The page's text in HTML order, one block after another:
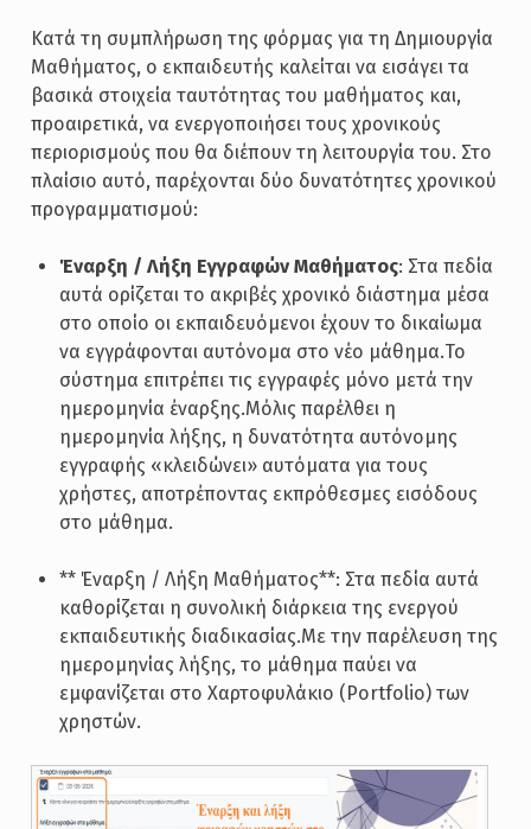
Κατά τη συμπλήρωση της φόρμας για τη Δημιουργία
Μαθήματος, ο εκπαιδευτής καλείται να εισάγει τα
βασικά στοιχεία ταυτότητας του μαθήματος και,
προαιρετικά, να ενεργοποιήσει τους χρονικούς
περιορισμούς που θα διέπουν τη λειτουργία του. Στο
πλαίσιο αυτό, παρέχονται δύο δυνατότητες χρονικού
προγραμματισμού:
Έναρξη / Λήξη Εγγραφών Μαθήματος: Στα πεδία
αυτά ορίζεται το ακριβές χρονικό διάστημα μέσα
στο οποίο οι εκπαιδευόμενοι έχουν το δικαίωμα
να εγγράφονται αυτόνομα στο νέο μάθημα.Το
σύστημα επιτρέπει τις εγγραφές μόνο μετά την
ημερομηνία έναρξης.Μόλις παρέλθει η
ημερομηνία λήξης, η δυνατότητα αυτόνομης
εγγραφής «κλειδώνει» αυτόματα για τους
χρήστες, αποτρέποντας εκπρόθεσμες εισόδους
στο μάθημα.
** Έναρξη / Λήξη Μαθήματος**: Στα πεδία αυτά
καθορίζεται η συνολική διάρκεια της ενεργού
εκπαιδευτικής διαδικασίας.Με την παρέλευση της
ημερομηνίας λήξης, το μάθημα παύει να
εμφανίζεται στο Χαρτοφυλάκιο (Portfolio) των
χρηστών.